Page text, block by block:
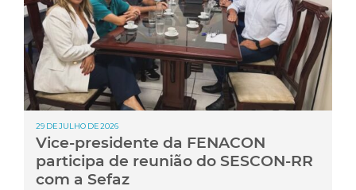
29 DE JULHO DE 2026
Vice-presidente da FENACON
participa de reunião do SESCON-RR
com a Sefaz